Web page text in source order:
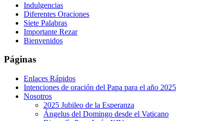
Indulgencias
Diferentes Oraciones
Siete Palabras
Importante Rezar
Bienvenidos
Páginas
Enlaces Rápidos
Intenciones de oración del Papa para el año 2025
Nosotros
2025 Jubileo de la Esperanza
Ángelus del Domingo desde el Vaticano